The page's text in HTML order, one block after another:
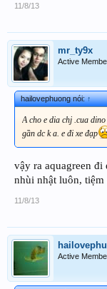
11/8/13
mr_ty9x
Active
hailovephuong nói:↑
A cho e dia chj .cua
gần dc k a. e đi xe đạp
vậy ra aquagreen
nhùi nhật luôn,
11/8/13
Active